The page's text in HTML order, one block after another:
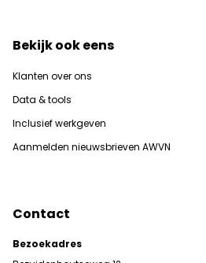
Bekijk ook eens
Klanten over ons
Data & tools
Inclusief werkgeven
Aanmelden nieuwsbrieven AWVN
Contact
Bezoekadres